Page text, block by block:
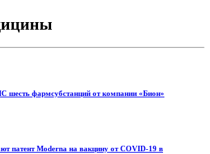
шесть фармсубстанций от компании «Бион»
патент Moderna на вакцину от COVID-19 в